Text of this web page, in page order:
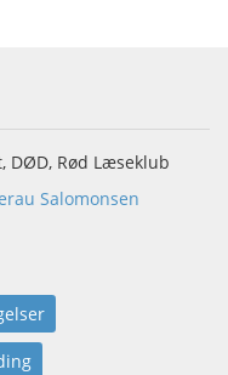
DØD, Rød Læseklub
Salomonsen